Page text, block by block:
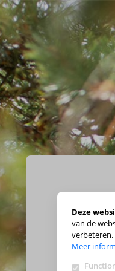
Deze
van de
verbeteren.
Meer